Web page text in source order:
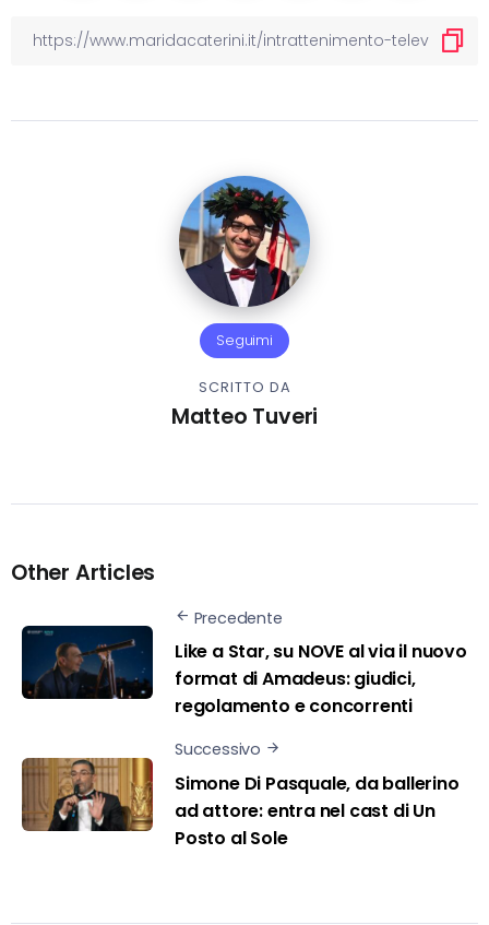
Seguimi
SCRITTO DA
Matteo Tuveri
Other Articles
Precedente
Like a Star, su NOVE al via il nuovo
format di Amadeus: giudici,
regolamento e concorrenti
Successivo
Simone Di Pasquale, da ballerino
ad attore: entra nel cast di Un
Posto al Sole